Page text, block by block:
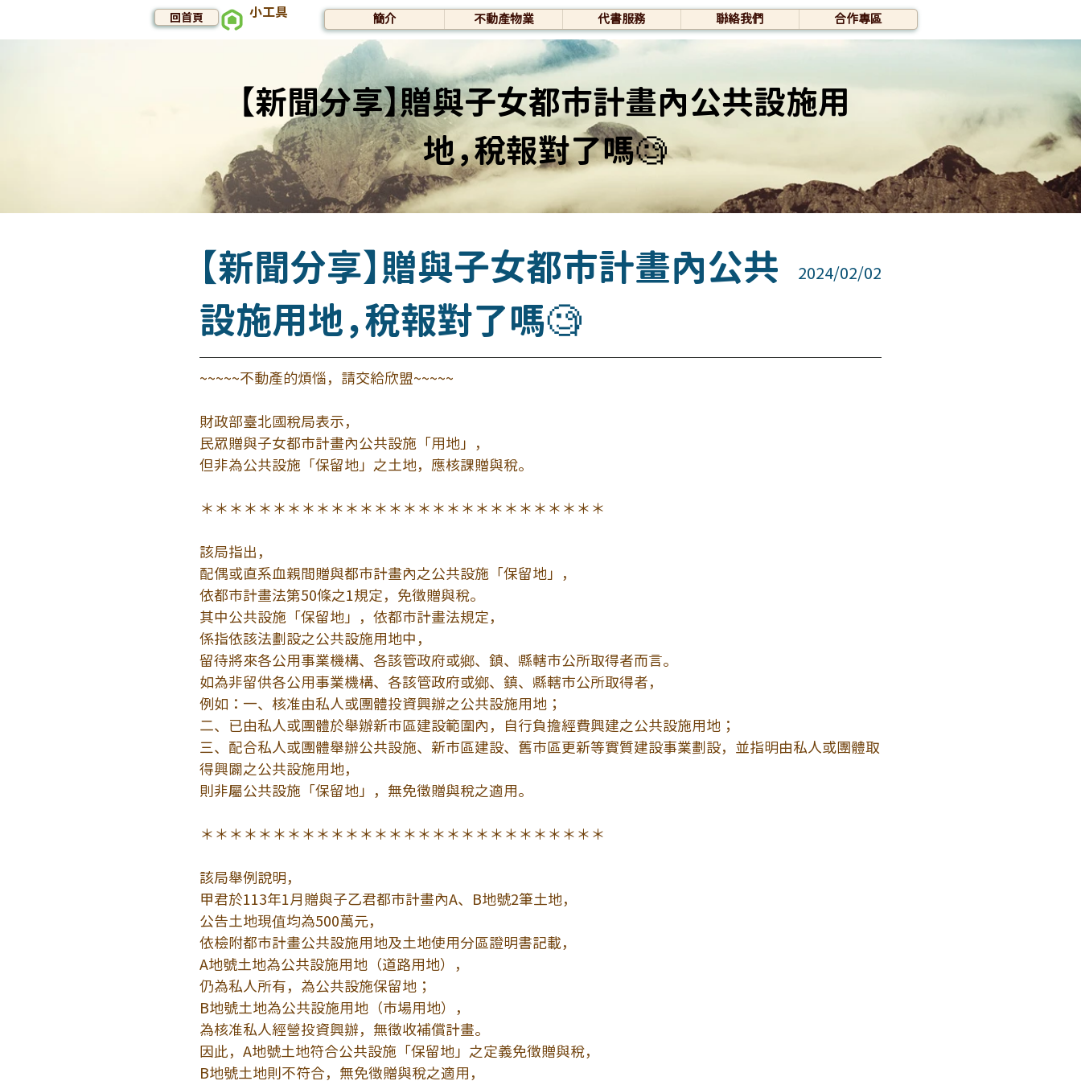
回首頁 小工具 簡介 不動產物業 代書服務 聯絡我們 合作專區
【新聞分享】贈與子女都市計畫內公共設施用
地，稅報對了嗎🧐
【新聞分享】贈與子女都市計畫內公共
設施用地，稅報對了嗎🧐
2024/02/02
~~~~~不動產的煩惱，請交給欣盟~~~~~
財政部臺北國稅局表示，
民眾贈與子女都市計畫內公共設施「用地」，
但非為公共設施「保留地」之土地，應核課贈與稅。
＊＊＊＊＊＊＊＊＊＊＊＊＊＊＊＊＊＊＊＊＊＊＊＊＊＊＊＊
該局指出，
配偶或直系血親間贈與都市計畫內之公共設施「保留地」，
依都市計畫法第50條之1規定，免徵贈與稅。
其中公共設施「保留地」，依都市計畫法規定，
係指依該法劃設之公共設施用地中，
留待將來各公用事業機構、各該管政府或鄉、鎮、縣轄市公所取得者而言。
如為非留供各公用事業機構、各該管政府或鄉、鎮、縣轄市公所取得者，
例如：一、核准由私人或團體投資興辦之公共設施用地；
二、已由私人或團體於舉辦新市區建設範圍內，自行負擔經費興建之公共設施用地；
三、配合私人或團體舉辦公共設施、新市區建設、舊市區更新等實質建設事業劃設，並指明由私人或團體取
得興闢之公共設施用地，
則非屬公共設施「保留地」，無免徵贈與稅之適用。
＊＊＊＊＊＊＊＊＊＊＊＊＊＊＊＊＊＊＊＊＊＊＊＊＊＊＊＊
該局舉例說明，
甲君於113年1月贈與子乙君都市計畫內A、B地號2筆土地，
公告土地現值均為500萬元，
依檢附都市計畫公共設施用地及土地使用分區證明書記載，
A地號土地為公共設施用地（道路用地），
仍為私人所有，為公共設施保留地；
B地號土地為公共設施用地（市場用地），
為核准私人經營投資興辦，無徵收補償計畫。
因此，A地號土地符合公共設施「保留地」之定義免徵贈與稅，
B地號土地則不符合，無免徵贈與稅之適用，